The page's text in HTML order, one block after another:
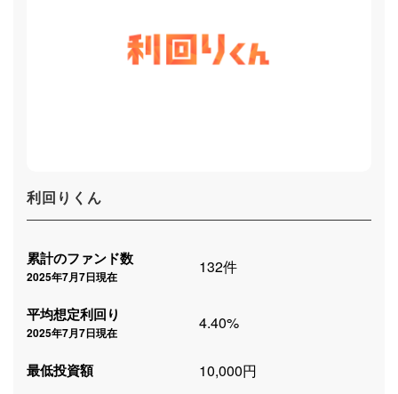
利回りくん
累計のファンド数
2025年7月7日現在 132件
平均想定利回り
2025年7月7日現在 4.40%
最低投資額 10,000円